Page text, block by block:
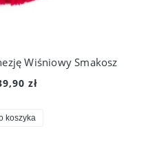
Wiśniowy Smakosz
zł
koszyka